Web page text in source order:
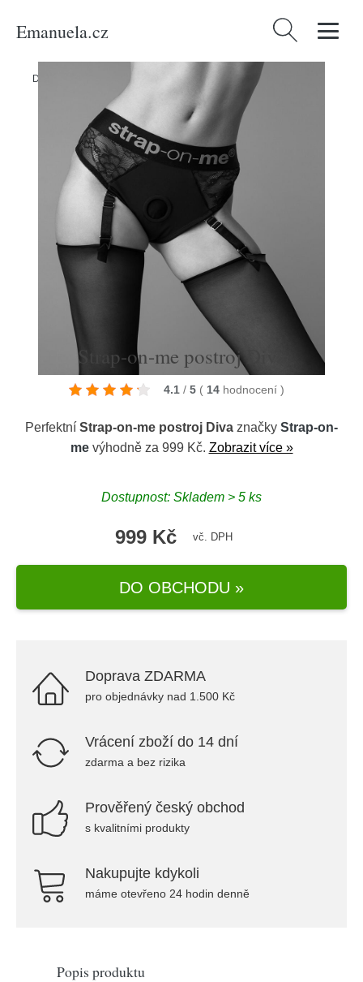
Emanuela.cz Vyhledávání
Domů Erotické pomůcky Strap-on-me postroj Diva
Strap-on-me postroj Diva
4.1 / 5 ( 14 hodnocení )
Perfektní Strap-on-me postroj Diva značky Strap-on-
mevýhodně za 999 Kč. Zobrazit více »
Dostupnost: Skladem > 5 ks
999 Kč vč. DPH
DO OBCHODU »
Doprava ZDARMA
pro objednávky nad 1.500 Kč
Vrácení zboží do 14 dní
zdarma a bez rizika
Prověřený český obchod
s kvalitními produkty
Nakupujte kdykoli
máme otevřeno 24 hodin denně
Popis produktu